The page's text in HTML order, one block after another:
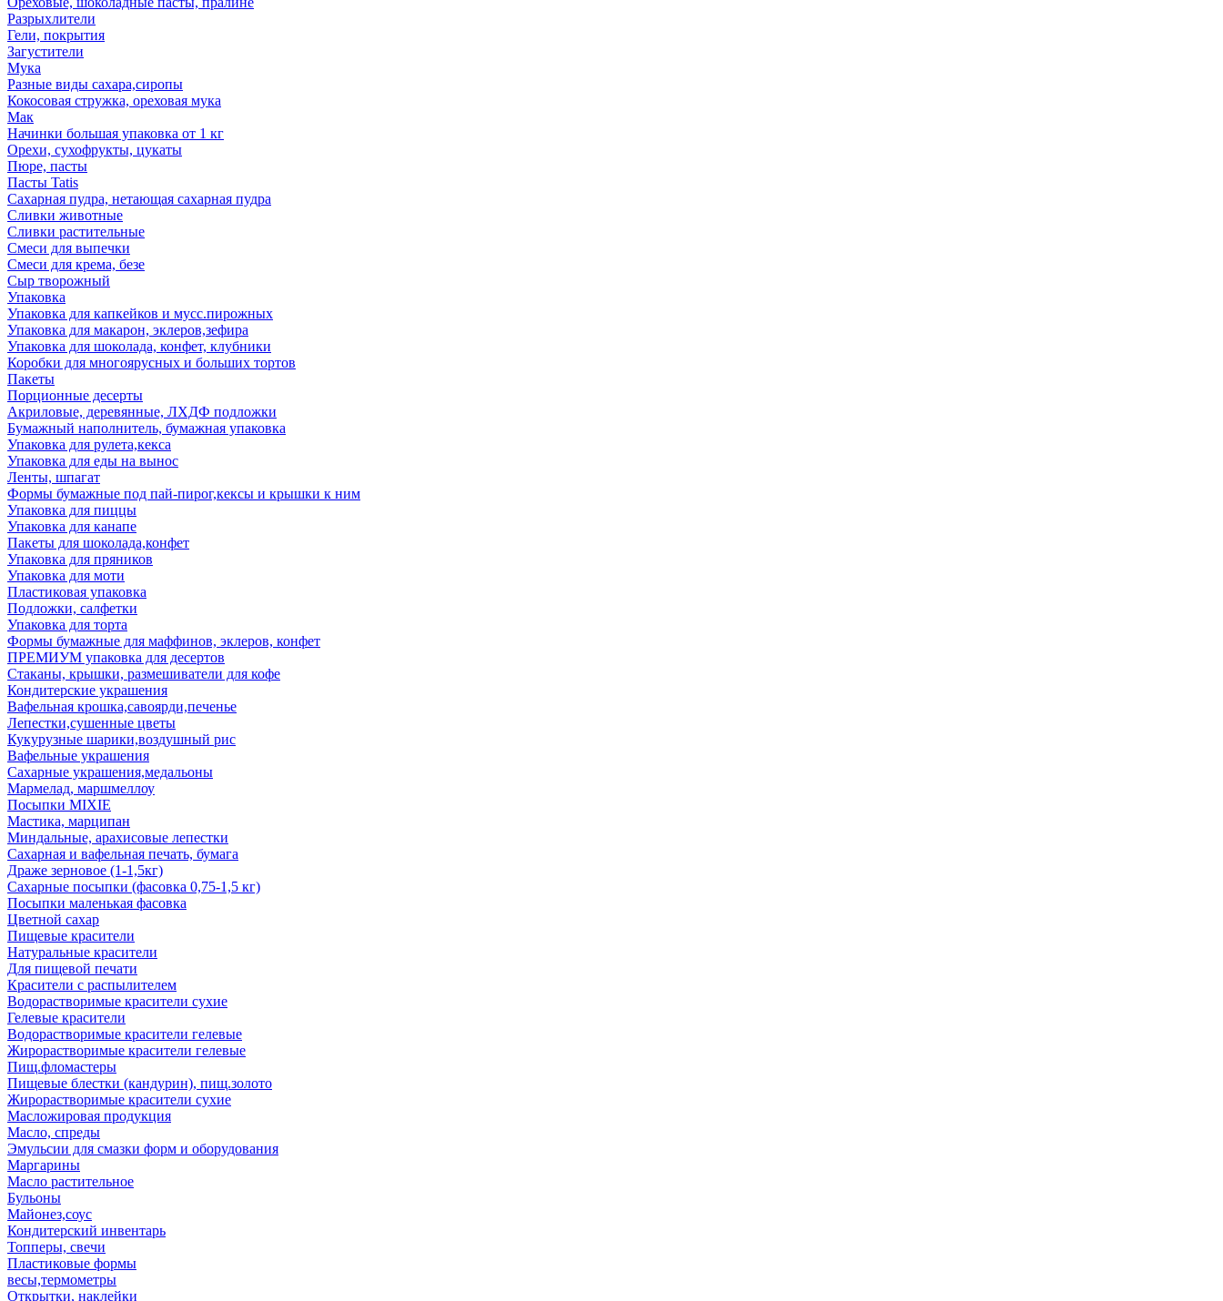
Разрыхлители
Гели, покрытия
Загустители
Мука
Разные виды сахара,сиропы
Кокосовая стружка, ореховая мука
Мак
Начинки большая упаковка от 1 кг
Орехи, сухофрукты, цукаты
Пюре, пасты
Пасты Tatis
Сахарная пудра, нетающая сахарная пудра
Сливки животные
Сливки растительные
Смеси для выпечки
Смеси для крема, безе
Сыр творожный
Упаковка
Упаковка для капкейков и мусс.пирожных
Упаковка для макарон, эклеров,зефира
Упаковка для шоколада, конфет, клубники
Коробки для многоярусных и больших тортов
Пакеты
Порционные десерты
Акриловые, деревянные, ЛХДФ подложки
Бумажный наполнитель, бумажная упаковка
Упаковка для рулета,кекса
Упаковка для еды на вынос
Ленты, шпагат
Формы бумажные под пай-пирог,кексы и крышки к ним
Упаковка для пиццы
Упаковка для канапе
Пакеты для шоколада,конфет
Упаковка для пряников
Упаковка для моти
Пластиковая упаковка
Подложки, салфетки
Упаковка для торта
Формы бумажные для маффинов, эклеров, конфет
ПРЕМИУМ упаковка для десертов
Стаканы, крышки, размешиватели для кофе
Кондитерские украшения
Вафельная крошка,савоярди,печенье
Лепестки,сушенные цветы
Кукурузные шарики,воздушный рис
Вафельные украшения
Сахарные украшения,медальоны
Мармелад, маршмеллоу
Посыпки MIXIE
Мастика, марципан
Миндальные, арахисовые лепестки
Сахарная и вафельная печать, бумага
Драже зерновое (1-1,5кг)
Сахарные посыпки (фасовка 0,75-1,5 кг)
Посыпки маленькая фасовка
Цветной сахар
Пищевые красители
Натуральные красители
Для пищевой печати
Красители с распылителем
Водорастворимые красители сухие
Гелевые красители
Водорастворимые красители гелевые
Жирорастворимые красители гелевые
Пищ.фломастеры
Пищевые блестки (кандурин), пищ.золото
Жирорастворимые красители сухие
Масложировая продукция
Масло, спреды
Эмульсии для смазки форм и оборудования
Маргарины
Масло растительное
Бульоны
Майонез,соус
Кондитерский инвентарь
Топперы, свечи
Пластиковые формы
весы,термометры
Открытки, наклейки